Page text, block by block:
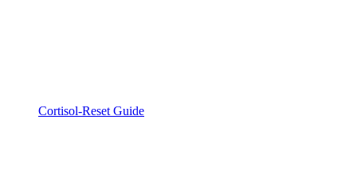
Cortisol-Reset Guide